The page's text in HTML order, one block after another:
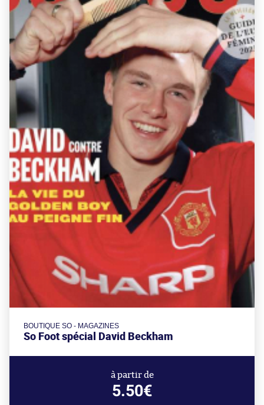
BOUTIQUE SO - MAGAZINES
So Foot spécial David Beckham
à partir de
5.50€